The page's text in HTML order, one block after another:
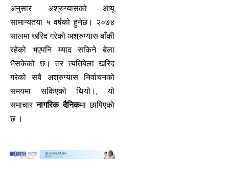
अनुसार अश्रुग्यासको आयू
सामान्यतया ५ वर्षको हुनेछ। २०७४
सालमा खरिद गरेको अश्रुग्यास बाँकी
रहेको भएपनि म्याद सकिने बेला
भैसकेको छ। तर त्यतिबेला खरिद
गरेको सबै अश्रुग्यास निर्वाचनको
समयमा सकिएको थियो।, यो
समाचारनागरिक दैनिकमा छापिएकाे
छ ।